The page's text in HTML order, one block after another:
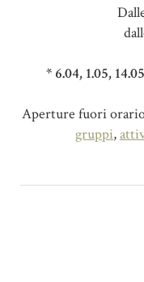
* 6.04, 1.05,
Aperture fuori
gruppi,